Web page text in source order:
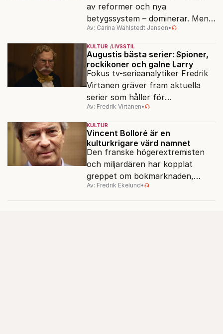
av reformer och nya
betygssystem – dominerar. Men
vem äger berättelsen om skolan?
Av: Carina Wahlstedt Janson•
KULTUR LIVSSTIL
Augustis bästa serier: Spioner,
rockikoner och galne Larry
Fokus tv-serieanalytiker Fredrik
Virtanen gräver fram aktuella
serier som håller för
augustisoffan – när
sensommarmörkret smyger sig
på och tv-utbudet blir din bästa
vän.
Av: Fredrik Virtanen•
KULTUR
Vincent Bolloré är en
kulturkrigare värd namnet
Den franske högerextremisten
och miljardären har kopplat
greppet om bokmarknaden,
filmbolag, tv- och radiokanaler.
Av: Fredrik Ekelund•